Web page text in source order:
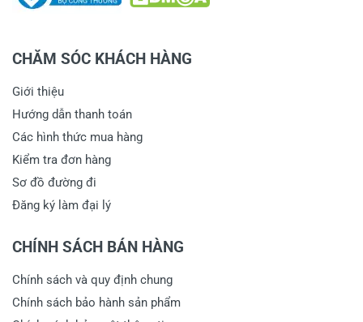
CHĂM SÓC KHÁCH HÀNG
Giới thiệu
Hướng dẫn thanh toán
Các hình thức mua hàng
Kiểm tra đơn hàng
Sơ đồ đường đi
Đăng ký làm đại lý
CHÍNH SÁCH BÁN HÀNG
Chính sách và quy định chung
Chính sách bảo hành sản phẩm